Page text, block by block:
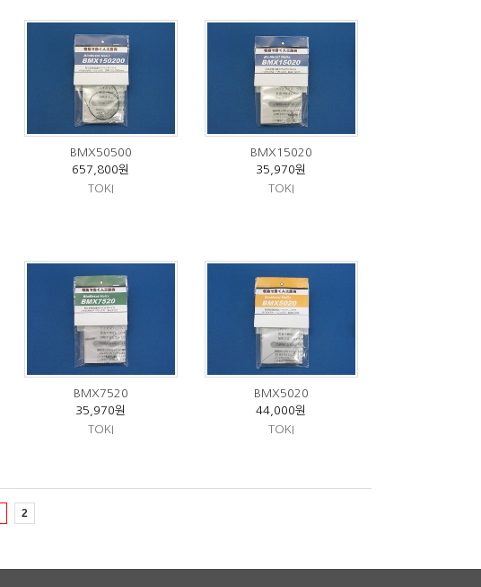
BMX50500
657,800원
TOKI
BMX15020
35,970원
TOKI
BMX7520
35,970원
TOKI
BMX5020
44,000원
TOKI
2